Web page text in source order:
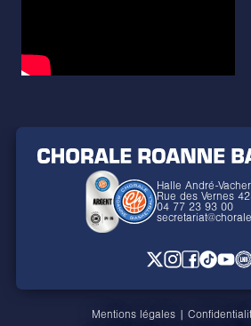
Halle André-
Rue des Vernes
04 77 23 93 00
Mentions légales|